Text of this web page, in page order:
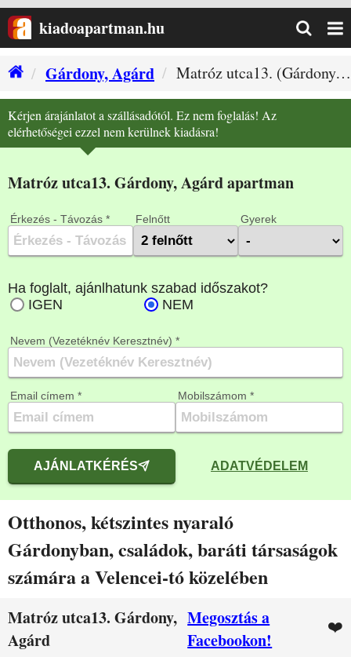
kiadoapartman.hu
Gárdony, Agárd
Matróz utca13. (Gárdony, Agárd szállás)
Kérjen árajánlatot a szállásadótól. Ez nem foglalás! Az
elérhetőségei ezzel nem kerülnek kiadásra!
Matróz utca13. Gárdony, Agárd apartman
Érkezés - Távozás * Felnőtt Gyerek
Nevem (Vezetéknév Keresztnév) *
Email címem * Mobilszámom *
AJÁNLATKÉRÉS ADATVÉDELEM
Otthonos, kétszintes nyaraló
Gárdonyban, családok, baráti társaságok
számára a Velencei-tó közelében
Matróz utca13. Gárdony,
Agárd
Megosztás a
Facebookon!
❤️